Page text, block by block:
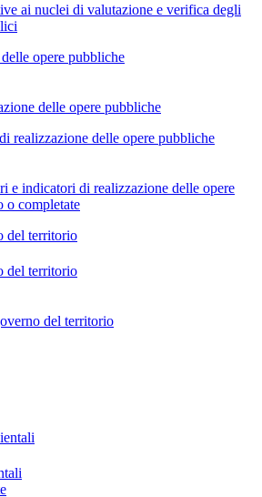
ai nuclei di valutazione e verifica degli
opere pubbliche
delle opere pubbliche
realizzazione delle opere pubbliche
e indicatori di realizzazione delle opere
o completate
del territorio
del territorio
del territorio